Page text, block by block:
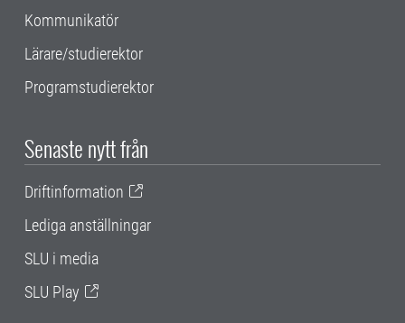
Kommunikatör
Lärare/studierektor
Programstudierektor
Senaste nytt från
Driftinformation
Lediga anställningar
SLU i media
SLU Play